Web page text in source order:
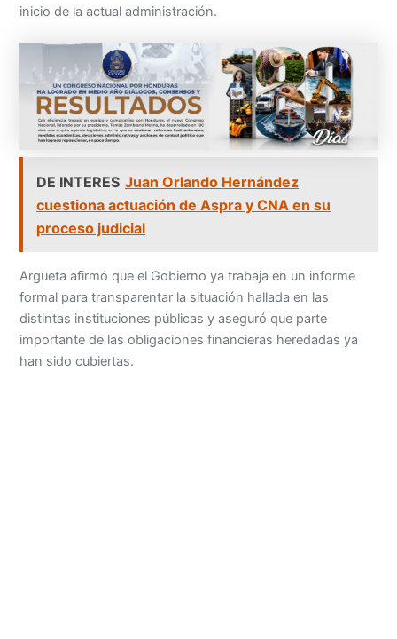
inicio de la actual administración.
DE INTERES Juan Orlando Hernández
cuestiona actuación de Aspra y CNA en su
proceso judicial
Argueta afirmó que el Gobierno ya trabaja en un informe
formal para transparentar la situación hallada en las
distintas instituciones públicas y aseguró que parte
importante de las obligaciones financieras heredadas ya
han sido cubiertas.